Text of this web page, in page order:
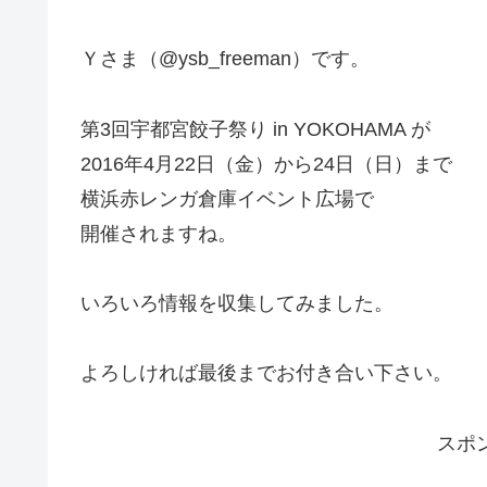
Ｙさま（@ysb_freeman）です。
第3回宇都宮餃子祭り in YOKOHAMA が
2016年4月22日（金）から24日（日）まで
横浜赤レンガ倉庫イベント広場で
開催されますね。
いろいろ情報を収集してみました。
よろしければ最後までお付き合い下さい。
スポ